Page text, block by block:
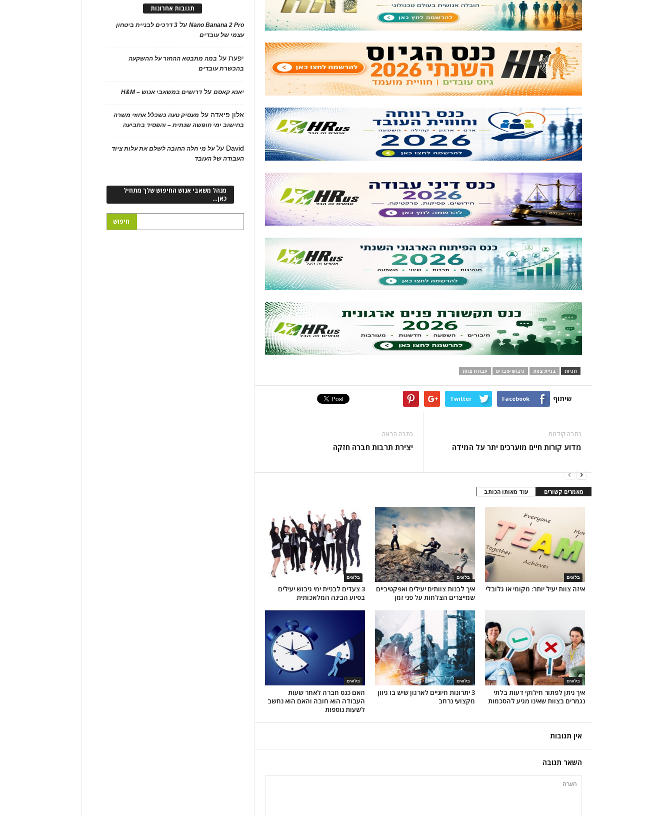
תגיות בניית צוות גיבוש עובדים עבודת צוות
שיתוף Facebook
Twitter
כתבה קודמת
מדוע קורות חיים מוערכים יתר על המידה
כתבה הבאה
יצירת תרבות חברה חזקה
מאמרים קשורים עוד מאותו הכותב
בלוגים
3 צעדים לבניית ימי גיבוש יעילים
בסיוע הבינה המלאכותית
בלוגים
איך לבנות צוותים יעילים ואפקטיביים
שמייצרים הצלחות על פני זמן
בלוגים
איזה צוות יעיל יותר: מקומי או גלובלי
בלוגים
האם כנס חברה לאחר שעות
העבודה הוא חובה והאם הוא נחשב
לשעות נוספות
בלוגים
3 יתרונות חיוניים לארגון שיש בו גיוון
מקצועי נרחב
בלוגים
איך ניתן לפתור חילוקי דעות בלתי
נגמרים בצוות שאינו מגיע להסכמות
אין תגובות
השאר תגובה
תגובות אחרונות
Nano Banana 2 Proעל 3 דרכים לבניית ביטחון
עצמי של עובדים
יפעתעל במה מתבטא ההחזר על ההשקעה
בהכשרת עובדים
יאנא קאסםעלדרושים במשאבי אנוש – H&M
אלון פיאדה על מעסיק טעה כשכלל אחוזי משרה
בחישוב ימי חופשה שנתית – והפסיד בתביעה
David עלעל מי חלה החובה לשלם את עלות ציוד
העבודה של העובד
מנהל משאבי אנוש החיפוש שלך מתחיל
כאן…